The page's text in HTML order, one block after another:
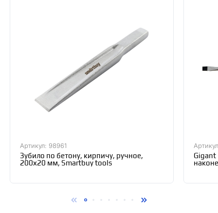
Артикул: 98961
Зубило по бетону, кирпичу, ручное,
200х20 мм, Smartbuy tools
Gigant